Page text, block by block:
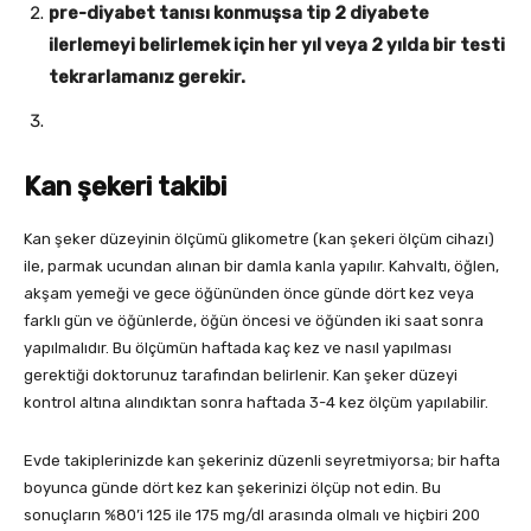
pre-diyabet tanısı konmuşsa tip 2 diyabete
ilerlemeyi belirlemek için her yıl veya 2 yılda bir testi
tekrarlamanız gerekir.
Kan şekeri takibi
Kan şeker düzeyinin ölçümü glikometre (kan şekeri ölçüm cihazı)
ile, parmak ucundan alınan bir damla kanla yapılır. Kahvaltı, öğlen,
akşam yemeği ve gece öğününden önce günde dört kez veya
farklı gün ve öğünlerde, öğün öncesi ve öğünden iki saat sonra
yapılmalıdır. Bu ölçümün haftada kaç kez ve nasıl yapılması
gerektiği doktorunuz tarafından belirlenir. Kan şeker düzeyi
kontrol altına alındıktan sonra haftada 3-4 kez ölçüm yapılabilir.
Evde takiplerinizde kan şekeriniz düzenli seyretmiyorsa; bir hafta
boyunca günde dört kez kan şekerinizi ölçüp not edin. Bu
sonuçların %80’i 125 ile 175 mg/dl arasında olmalı ve hiçbiri 200